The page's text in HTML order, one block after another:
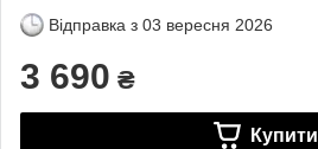
Відправка з 03 вересня 2026
3 690 ₴
Купити